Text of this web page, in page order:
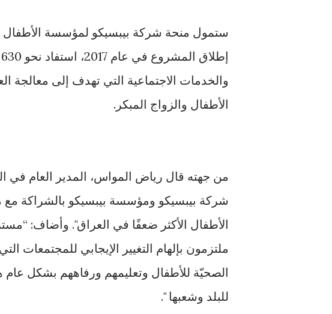
والخدمات الاجتماعية التي تهدف إلى معالجة
الأطفال والزواج المبكر.
من جهته قال رياض المواس، المدير العام في
شركة بيبسيكو ومؤسسة بيبسيكو بالشراكة
الأطفال الأكثر ضعفًا في العراق". وأضاف:
ملتزمون بإلهام التغيير الإيجابي للمجتمعات
الصحيّة للأطفال وتعليمهم ورفاههم بشكل
للبلد وشعبها ".